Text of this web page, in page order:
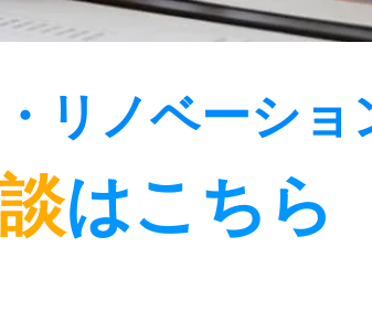
お問い合わせ
リノベーショ
はこちら